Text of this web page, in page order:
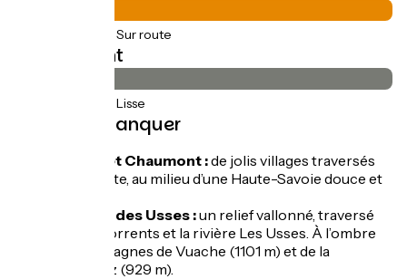
(100%) Sur route
Revêtement
(100%) Lisse
À ne pas manquer
Marlioz et Chaumont :de jolis villages traversés
par la route, au milieu d’une Haute-Savoie douce et
La vallée des Usses :un relief vallonné, traversé
par des torrents et la rivière Les Usses. À l’ombre
des montagnes de Vuache (1101 m) et de la
Mandallaz (929 m).